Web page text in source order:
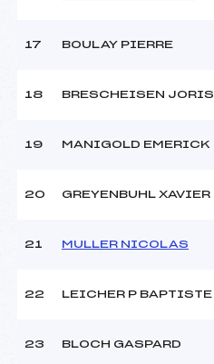
17 BOULAY PIERRE
18 BRESCHEISEN JORIS
19 MANIGOLD EMERICK
20 GREYENBUHL XAVIER
21 MULLER NICOLAS
22 LEICHER P BAPTISTE
23 BLOCH GASPARD